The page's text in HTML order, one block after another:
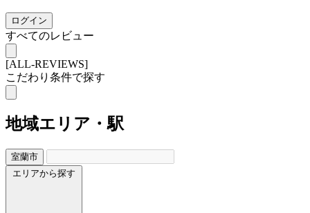
ログイン
すべてのレビュー
[ALL-REVIEWS]
こだわり条件で探す
地域エリア・駅
室蘭市
エリアから探す